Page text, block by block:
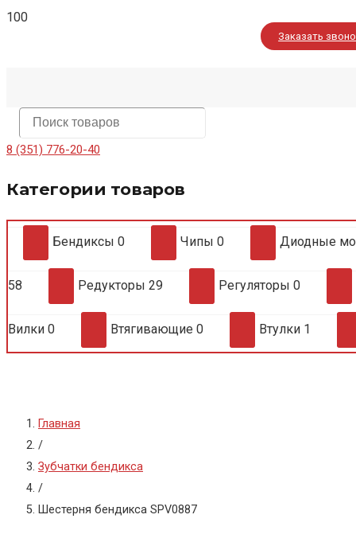
Заказать
8 (351) 776-20-40
Категории товаров
Бендиксы 0 Чипы 0 Диодные
58 Редукторы 29 Регуляторы 0
Вилки 0 Втягивающие 0 Втулки 1
Главная
/
Зубчатки бендикса
/
Шестерня бендикса SPV0887